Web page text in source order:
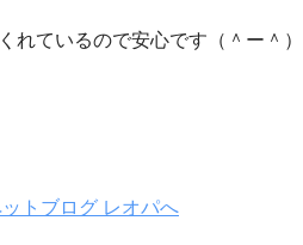
れているので安心です（＾ー＾）